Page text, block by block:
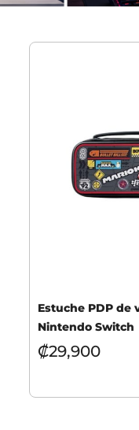
Estuche PDP de
Nintendo Switch
₡29,900